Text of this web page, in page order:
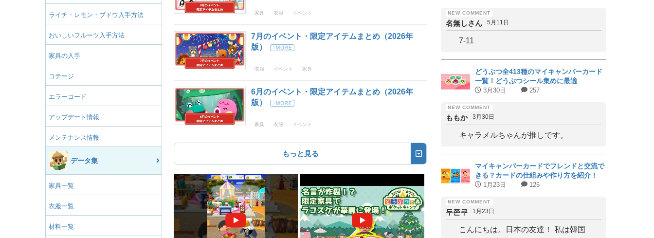
ライチ・レモン・ブドウ入手方法
おいしいフルーツ入手方法
家具の入手
コテージ
エラーコード
アップデート情報
メンテナンス情報
データ集
家具一覧
衣服一覧
材料一覧
家具 衣服 イベント
7月のイベント・限定アイテムまとめ（2026年
版）
衣服 イベント 家具
6月のイベント・限定アイテムまとめ（2026年
版）
家具 衣服 イベント
もっと見る
名無しさん 5月11日
7-11
どうぶつ全413種のマイキャンパーカード
一覧！どうぶつシール集めに最適
3月30日 257
ももか 3月30日
キャラメルちゃんが推しです。
マイキャンパーカードでフレンドと交流で
きる？カードの仕組みや作り方を紹介！
1月23日 125
두쫀쿠 1月23日
こんにちは。日本の友達！ 私は韓国